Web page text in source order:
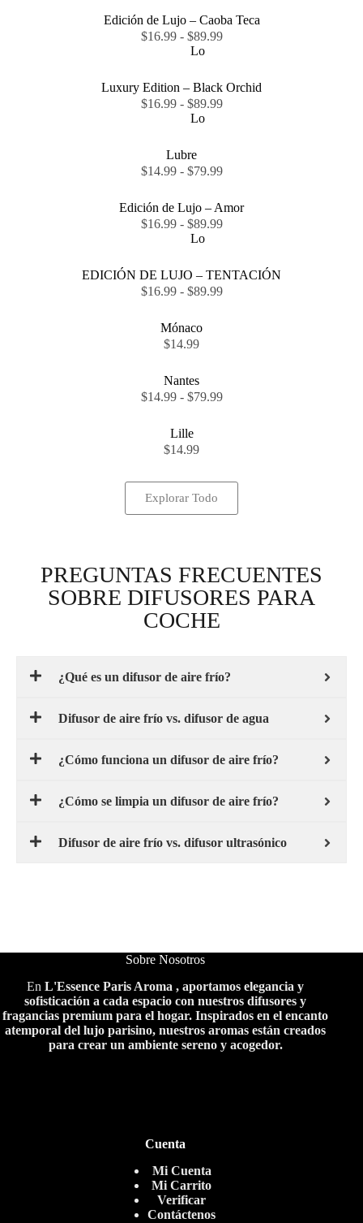
Edición de Lujo – Caoba Teca
$16.99 - $89.99
Lo
Luxury Edition – Black Orchid
$16.99 - $89.99
Lo
Lubre
$14.99 - $79.99
Edición de Lujo – Amor
$16.99 - $89.99
Lo
EDICIÓN DE LUJO – TENTACIÓN
$16.99 - $89.99
Mónaco
$14.99
Nantes
$14.99 - $79.99
Lille
$14.99
Explorar Todo
PREGUNTAS FRECUENTES
SOBRE DIFUSORES PARA
COCHE
¿Qué es un difusor de aire frío?
Difusor de aire frío vs. difusor de agua
¿Cómo funciona un difusor de aire frío?
¿Cómo se limpia un difusor de aire frío?
Difusor de aire frío vs. difusor ultrasónico
Sobre Nosotros
En L'Essence Paris Aroma , aportamos elegancia y
sofisticación a cada espacio con nuestros difusores y
fragancias premium para el hogar. Inspirados en el encanto
atemporal del lujo parisino, nuestros aromas están creados
para crear un ambiente sereno y acogedor.
Cuenta
Mi Cuenta
Mi Carrito
Verificar
Contáctenos